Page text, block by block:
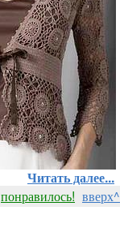
Читать далее...
понравилось! вверх^